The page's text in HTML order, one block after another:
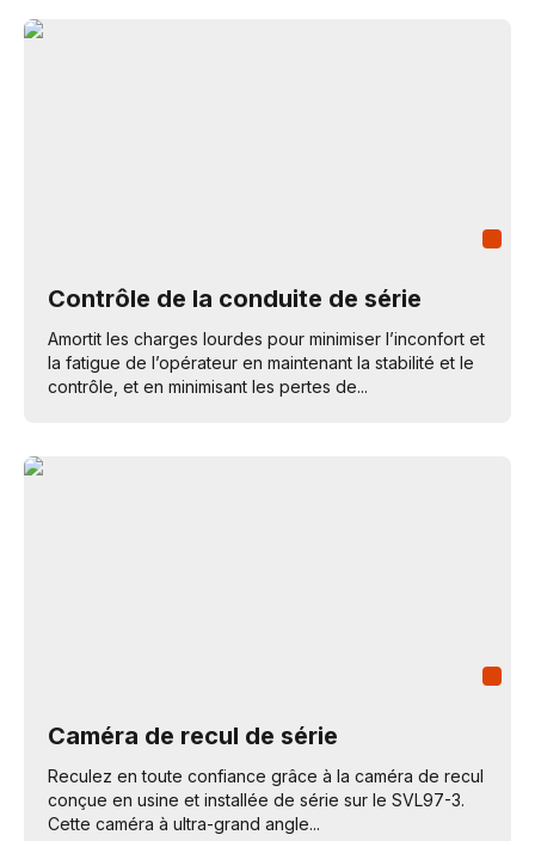
Contrôle de la conduite de série
Amortit les charges lourdes pour minimiser l’inconfort et
la fatigue de l’opérateur en maintenant la stabilité et le
contrôle, et en minimisant les pertes de...
Caméra de recul de série
Reculez en toute confiance grâce à la caméra de recul
conçue en usine et installée de série sur le SVL97-3.
Cette caméra à ultra-grand angle...